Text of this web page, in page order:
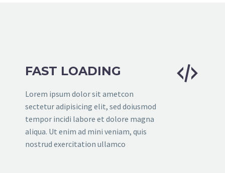
FAST LOADING
Lorem ipsum dolor sit ametcon
sectetur adipisicing elit, sed doiusmod
tempor incidi labore et dolore magna
aliqua. Ut enim ad mini veniam, quis
nostrud exercitation ullamco

